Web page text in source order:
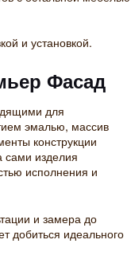
и установкой.
Фасад
для
эмалью, массив
конструкции
сами изделия
исполнения и
и замера до
добиться идеального